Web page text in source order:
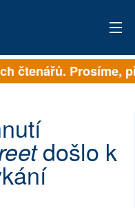
čtenářů. Prosíme,
došlo k